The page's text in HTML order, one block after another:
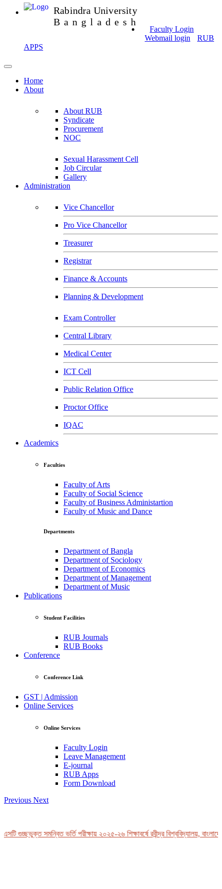
Rabindra University
Bangladesh
Faculty Login
Webmail login
RUB
APPS
Home
About
About RUB
Syndicate
Procurement
NOC
Sexual Harassment Cell
Job Circular
Gallery
Administration
Vice Chancellor
Pro Vice Chancellor
Treasurer
Registrar
Finance & Accounts
Planning & Development
Exam Controller
Central Library
Medical Center
ICT Cell
Public Relation Office
Proctor Office
IQAC
Academics
Faculties
Faculty of Arts
Faculty of Social Science
Faculty of Business Administartion
Faculty of Music and Dance
Departments
Department of Bangla
Department of Sociology
Department of Economics
Department of Management
Department of Music
Publications
Student Facilities
RUB Journals
RUB Books
Conference
Conference Link
GST | Admission
Online Services
Online Services
Faculty Login
Leave Management
E-journal
RUB Apps
Form Download
Previous Next
গুচ্ছভুক্ত সমন্বিত ভর্তি পরীক্ষায় ২০২৫-২৬ শিক্ষাবর্ষে রবীন্দ্র বিশ্ববিদ্যালয়,